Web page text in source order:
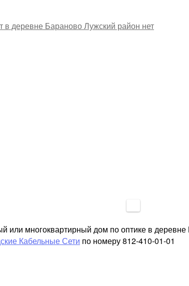
в деревне Бараново Лужский район нет
или многоквартирный дом по оптике в
Кабельные Сети по номеру 812-410-01-01